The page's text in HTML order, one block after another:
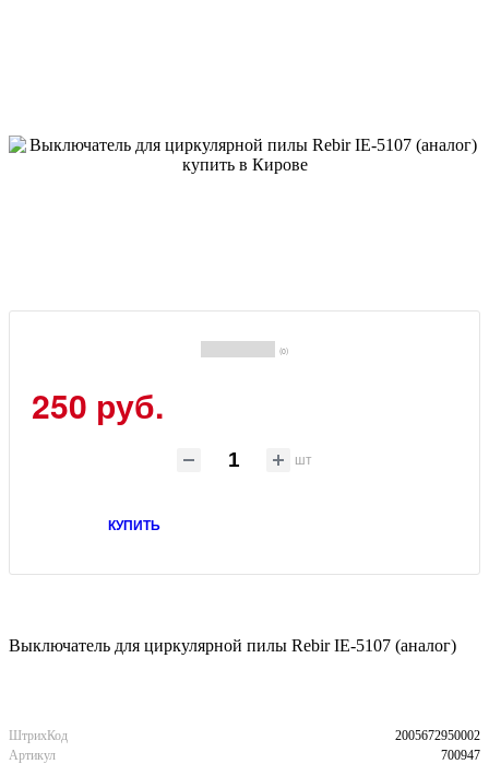
(0)
250 руб.
шт
КУПИТЬ
Выключатель для циркулярной пилы Rebir IE-5107 (аналог)
ШтрихКод
2005672950002
Артикул
700947